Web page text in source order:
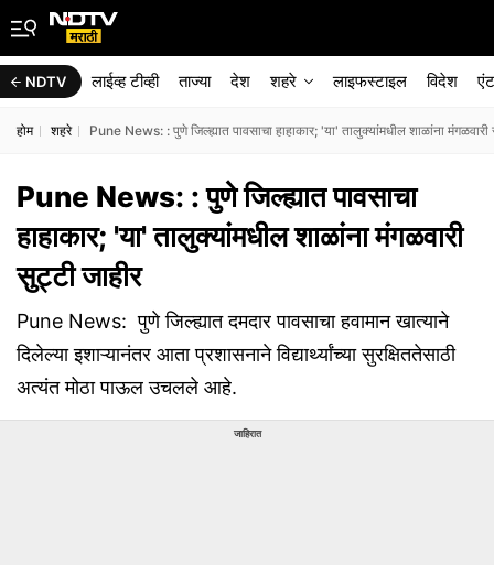
NDTV लाईव्ह टीव्ही ताज्या देश शहरे लाइफस्टाइल विदेश
होम शहरे Pune News: : पुणे जिल्ह्यात पावसाचा हाहाकार; 'या' तालुक्यांमधील शाळांना मंगळवारी
Pune News: : पुणे जिल्ह्यात पावसाचा
हाहाकार; 'या' तालुक्यांमधील शाळांना मंगळवारी
सुट्टी जाहीर
Pune News: पुणे जिल्ह्यात दमदार पावसाचा हवामान खात्याने
दिलेल्या इशाऱ्यानंतर आता प्रशासनाने विद्यार्थ्यांच्या सुरक्षिततेसाठी
अत्यंत मोठा पाऊल उचलले आहे.
जाहिरात